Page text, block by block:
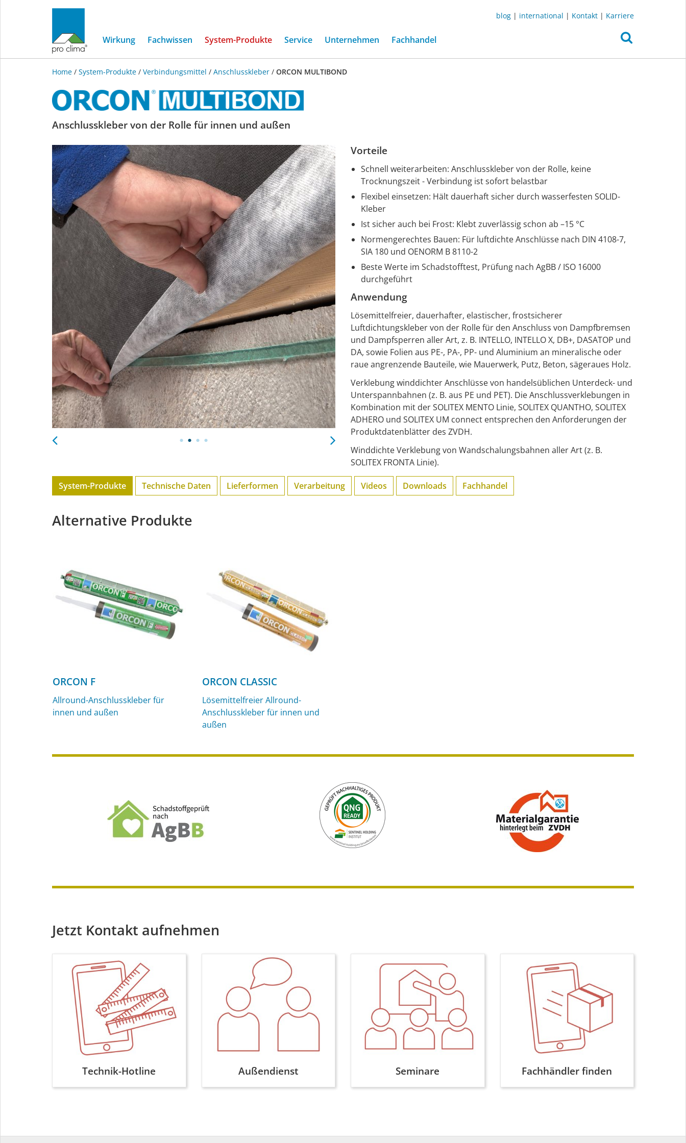
blog | international | Kontakt | Karriere
Wirkung Fachwissen System-Produkte(current)
Service Unternehmen Fachhandel
Home / System-Produkte / Verbindungsmittel / Anschlusskleber / ORCON MULTIBOND
ORCON
MULTIBOND
Anschlusskleber von der Rolle für innen und außen
Vorteile
Schnell weiterarbeiten: Anschlusskleber von der Rolle, keine
Trocknungszeit - Verbindung ist sofort belastbar
Flexibel einsetzen: Hält dauerhaft sicher durch wasserfesten SOLID-
Kleber
Ist sicher auch bei Frost: Klebt zuverlässig schon ab –15 °C
Normengerechtes Bauen: Für luftdichte Anschlüsse nach DIN 4108-7,
SIA 180 und OENORM B 8110-2
Beste Werte im Schadstofftest, Prüfung nach AgBB / ISO 16000
durchgeführt
Anwendung
Lösemittelfreier, dauerhafter, elastischer, frostsicherer
Luftdichtungskleber von der Rolle für den Anschluss von Dampfbremsen
und Dampfsperren aller Art, z. B. INTELLO, INTELLO X, DB+, DASATOP und
DA, sowie Folien aus PE-, PA-, PP- und Aluminium an mineralische oder
raue angrenzende Bauteile, wie Mauerwerk, Putz, Beton, sägeraues Holz.
Verklebung winddichter Anschlüsse von handelsüblichen Unterdeck- und
Unterspannbahnen (z. B. aus PE und PET). Die Anschlussverklebungen in
Kombination mit der SOLITEX MENTO Linie, SOLITEX QUANTHO, SOLITEX
ADHERO und SOLITEX UM connect entsprechen den Anforderungen der
Produktdatenblätter des ZVDH.
Winddichte Verklebung von Wandschalungsbahnen aller Art (z. B.
SOLITEX FRONTA Linie).
System-Produkte Technische Daten Lieferformen Verarbeitung Videos Downloads Fachhandel
Alternative Produkte
ORCON F
Allround-Anschlusskleber für
innen und außen
ORCON CLASSIC
Lösemittelfreier Allround-
Anschlusskleber für innen und
außen
Jetzt Kontakt aufnehmen
Technik-Hotline Außendienst Seminare Fachhändler finden